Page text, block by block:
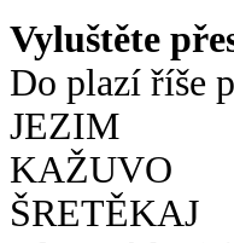
Vyluštěte
Do plazí říše
JEZIM
KAŽUVO
ŠRETĚKAJ